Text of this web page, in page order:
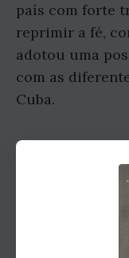
país com forte
reprimir a fé,
adotou uma
com as
Cuba.
O
da
Um dos